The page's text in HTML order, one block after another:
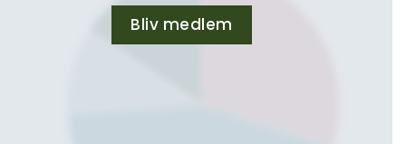
Bliv medlem